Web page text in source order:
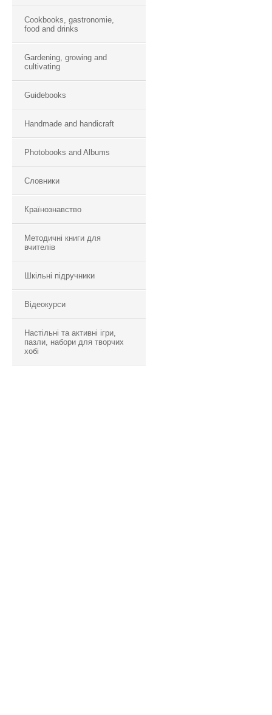
Cookbooks, gastronomie,
food and drinks
Gardening, growing and
cultivating
Guidebooks
Handmade and handicraft
Photobooks and Albums
Словники
Країнознавство
Методичні книги для
вчителів
Шкільні підручники
Відеокурси
Настільні та активні ігри,
пазли, набори для творчих
хобі